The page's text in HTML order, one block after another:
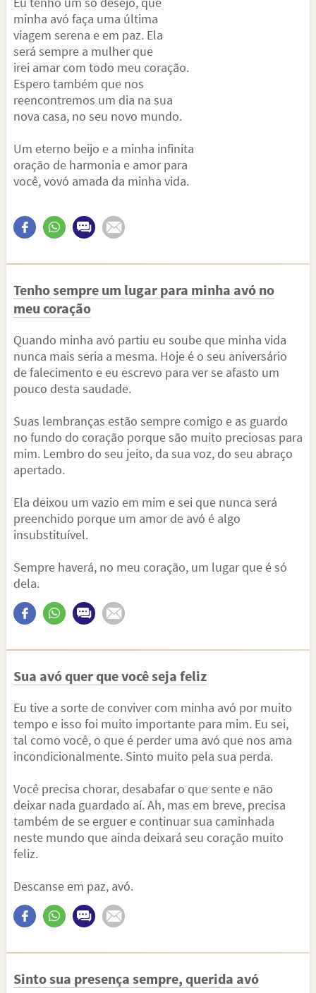
minha avó faça uma última
viagem serena e em paz. Ela
será sempre a mulher que
irei amar com todo meu coração.
Espero também que nos
reencontremos um dia na sua
nova casa, no seu novo mundo.
Um eterno beijo e a minha infinita
oração de harmonia e amor para
você, vovó amada da minha vida.
Tenho sempre um lugar para minha avó no
meu coração
Quando minha avó partiu eu soube que minha vida
nunca mais seria a mesma. Hoje é o seu aniversário
de falecimento e eu escrevo para ver se afasto um
pouco desta saudade.
Suas lembranças estão sempre comigo e as guardo
no fundo do coração porque são muito preciosas para
mim. Lembro do seu jeito, da sua voz, do seu abraço
apertado.
Ela deixou um vazio em mim e sei que nunca será
preenchido porque um amor de avó é algo
insubstituível.
Sempre haverá, no meu coração, um lugar que é só
dela.
Sua avó quer que você seja feliz
Eu tive a sorte de conviver com minha avó por muito
tempo e isso foi muito importante para mim. Eu sei,
tal como você, o que é perder uma avó que nos ama
incondicionalmente. Sinto muito pela sua perda.
Você precisa chorar, desabafar o que sente e não
deixar nada guardado aí. Ah, mas em breve, precisa
também de se erguer e continuar sua caminhada
neste mundo que ainda deixará seu coração muito
feliz.
Descanse em paz, avó.
Sinto sua presença sempre, querida avó